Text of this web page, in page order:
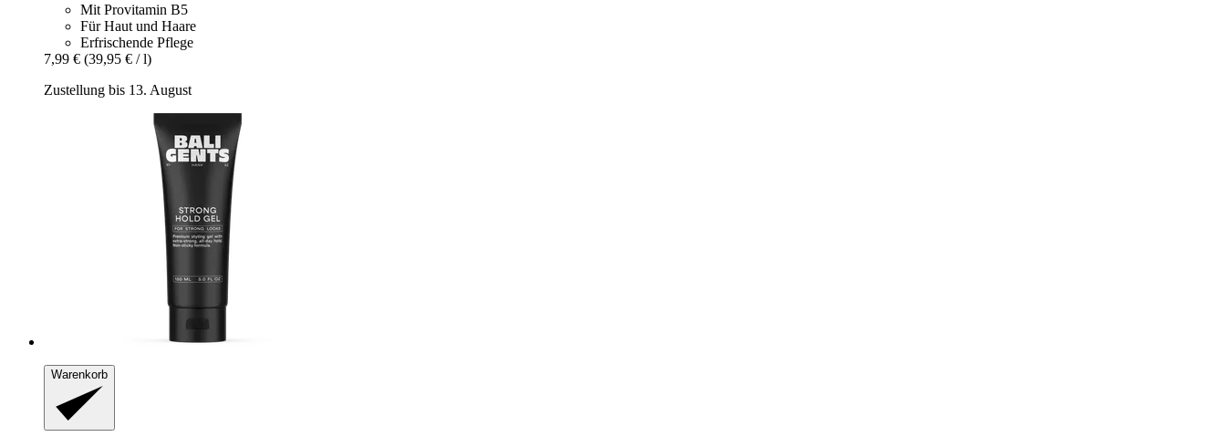
Mit Provitamin B5
Für Haut und Haare
Erfrischende Pflege
7,99 € (39,95 € / l)
Zustellung bis 13. August
Warenkorb